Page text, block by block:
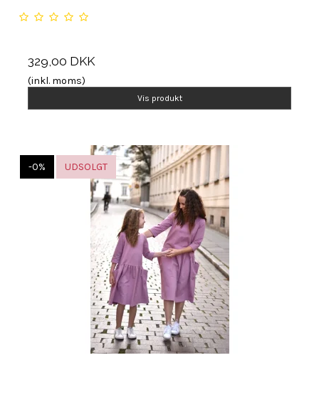
329,00 DKK
(inkl. moms)
Vis produkt
-0% UDSOLGT